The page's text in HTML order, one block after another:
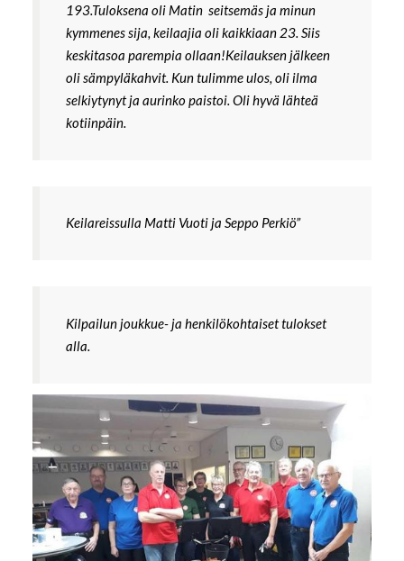
193.Tuloksena oli Matin seitsemäs ja minun
kymmenes sija, keilaajia oli kaikkiaan 23. Siis
keskitasoa parempia ollaan!Keilauksen jälkeen
oli sämpyläkahvit. Kun tulimme ulos, oli ilma
selkiytynyt ja aurinko paistoi. Oli hyvä lähteä
kotiinpäin.
Keilareissulla Matti Vuoti ja Seppo Perkiö”
Kilpailun joukkue- ja henkilökohtaiset tulokset
alla.